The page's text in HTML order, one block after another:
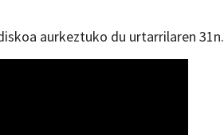
aurkeztuko du urtarrilaren 31n.